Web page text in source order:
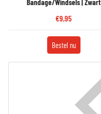
Bandage/Windsels | Zwart
€9,95
Bestel nu